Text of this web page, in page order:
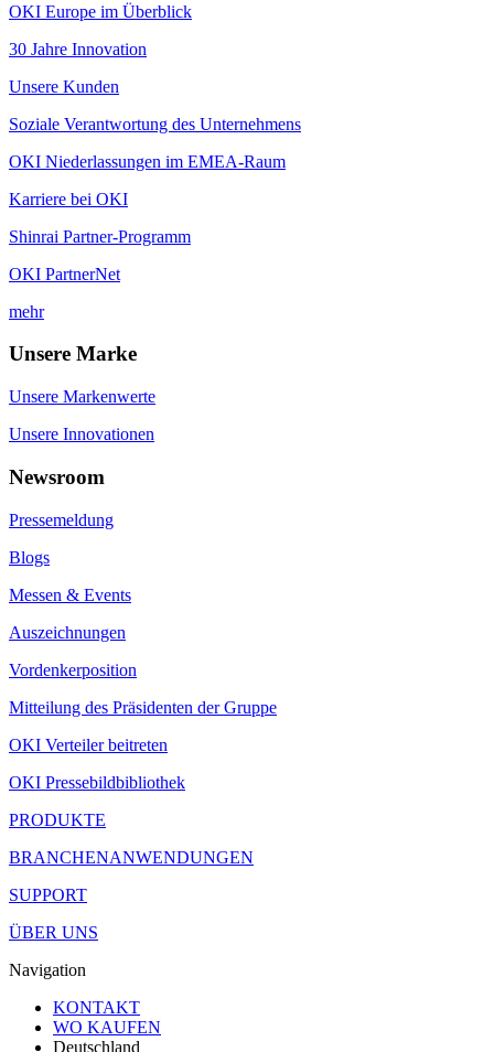
OKI Europe im Überblick
30 Jahre Innovation
Unsere Kunden
Soziale Verantwortung des Unternehmens
OKI Niederlassungen im EMEA-Raum
Karriere bei OKI
Shinrai Partner-Programm
OKI PartnerNet
mehr
Unsere Marke
Unsere Markenwerte
Unsere Innovationen
Newsroom
Pressemeldung
Blogs
Messen & Events
Auszeichnungen
Vordenkerposition
Mitteilung des Präsidenten der Gruppe
OKI Verteiler beitreten
OKI Pressebildbibliothek
PRODUKTE
BRANCHENANWENDUNGEN
SUPPORT
ÜBER UNS
Navigation
KONTAKT
WO KAUFEN
Deutschland